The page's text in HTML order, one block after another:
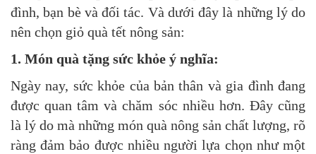
đình, bạn bè và đối tác. Và dưới đây là những lý do
nên chọn giỏ quà tết nông sản:
1. Món quà tặng sức khỏe ý nghĩa:
Ngày nay, sức khỏe của bản thân và gia đình đang
được quan tâm và chăm sóc nhiều hơn. Đây cũng
là lý do mà những món quà nông sản chất lượng, rõ
ràng đảm bảo được nhiều người lựa chọn như một